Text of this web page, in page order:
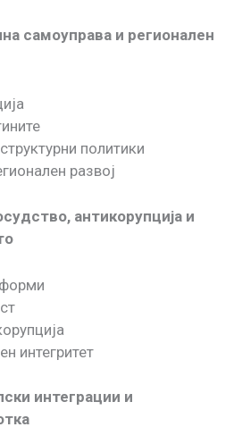
самоуправа и регионален
политики
развој
антикорупција и
интегритет
интеграции и